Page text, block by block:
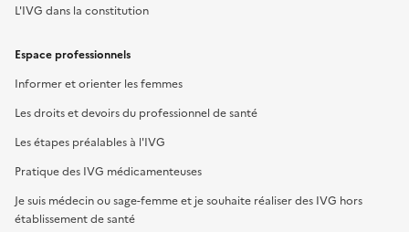
L'IVG dans la constitution
Espace professionnels
Informer et orienter les femmes
Les droits et devoirs du professionnel de santé
Les étapes préalables à l'IVG
Pratique des IVG médicamenteuses
Je suis médecin ou sage-femme et je souhaite réaliser des IVG hors
établissement de santé